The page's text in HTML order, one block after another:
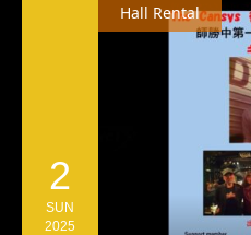
2
SUN
2025
Hall Rental